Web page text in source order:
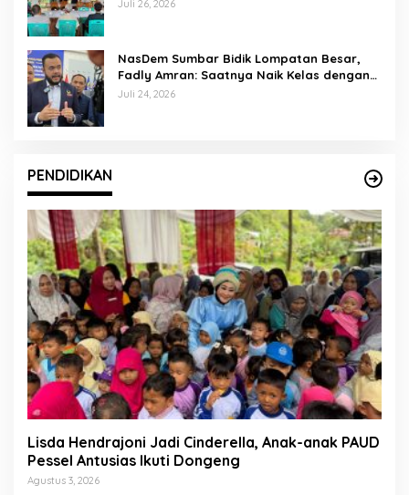
Juli 26, 2026
NasDem Sumbar Bidik Lompatan Besar,
Fadly Amran: Saatnya Naik Kelas dengan
Kader Berkualitas
Juli 24, 2026
PENDIDIKAN
Lisda Hendrajoni Jadi Cinderella, Anak-anak PAUD
Pessel Antusias Ikuti Dongeng
Agustus 3, 2026